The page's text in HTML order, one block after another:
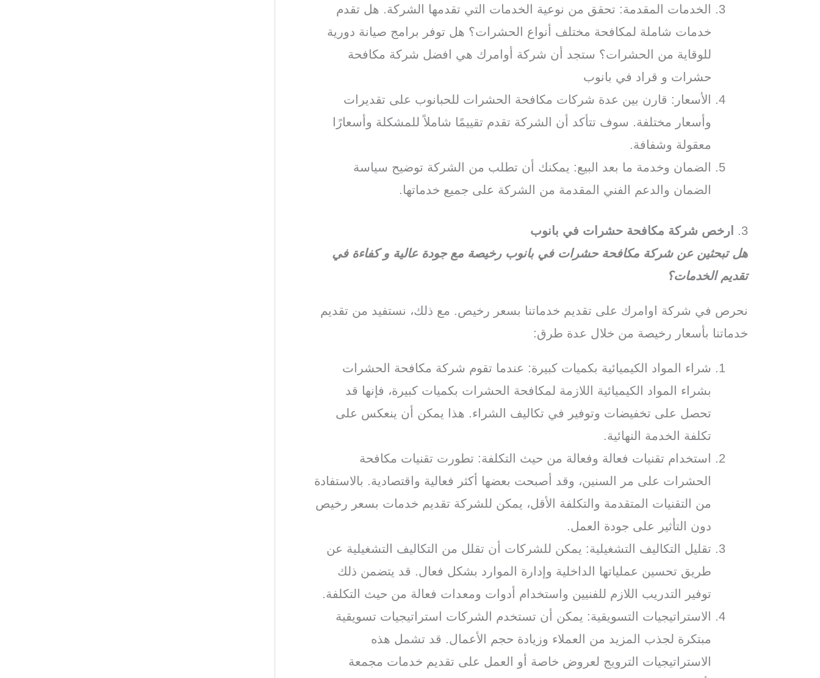
الخدمات المقدمة: تحقق من نوعية الخدمات التي تقدمها الشركة. هل تقدم
خدمات شاملة لمكافحة مختلف أنواع الحشرات؟ هل توفر برامج صيانة دورية
للوقاية من الحشرات؟ ستجد أن شركة أوامرك هي افضل شركة مكافحة
حشرات و قراد في بانوب
الأسعار: قارن بين عدة شركات مكافحة الحشرات للحبانوب على تقديرات
وأسعار مختلفة. سوف تتأكد أن الشركة تقدم تقييمًا شاملاً للمشكلة وأسعارًا
معقولة وشفافة.
الضمان وخدمة ما بعد البيع: يمكنك أن تطلب من الشركة توضيح سياسة
الضمان والدعم الفني المقدمة من الشركة على جميع خدماتها.
3.
ارخص شركة مكافحة حشرات في بانوب
هل تبحثين عن شركة مكافحة حشرات في بانوب رخيصة مع جودة عالية و كفاءة في
تقديم الخدمات؟
نحرص في شركة اوامرك على تقديم خدماتنا بسعر رخيص. مع ذلك، نستفيد من تقديم
خدماتنا بأسعار رخيصة من خلال عدة طرق:
شراء المواد الكيميائية بكميات كبيرة: عندما تقوم شركة مكافحة الحشرات
بشراء المواد الكيميائية اللازمة لمكافحة الحشرات بكميات كبيرة، فإنها قد
تحصل على تخفيضات وتوفير في تكاليف الشراء. هذا يمكن أن ينعكس على
تكلفة الخدمة النهائية.
استخدام تقنيات فعالة وفعالة من حيث التكلفة: تطورت تقنيات مكافحة
الحشرات على مر السنين، وقد أصبحت بعضها أكثر فعالية واقتصادية. بالاستفادة
من التقنيات المتقدمة والتكلفة الأقل، يمكن للشركة تقديم خدمات بسعر رخيص
دون التأثير على جودة العمل.
تقليل التكاليف التشغيلية: يمكن للشركات أن تقلل من التكاليف التشغيلية عن
طريق تحسين عملياتها الداخلية وإدارة الموارد بشكل فعال. قد يتضمن ذلك
توفير التدريب اللازم للفنيين واستخدام أدوات ومعدات فعالة من حيث التكلفة.
الاستراتيجيات التسويقية: يمكن أن تستخدم الشركات استراتيجيات تسويقية
مبتكرة لجذب المزيد من العملاء وزيادة حجم الأعمال. قد تشمل هذه
الاستراتيجيات الترويج لعروض خاصة أو العمل على تقديم خدمات مجمعة